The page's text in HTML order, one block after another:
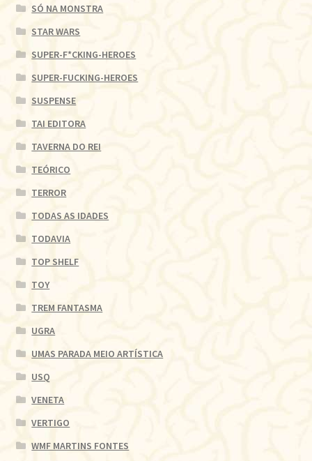
SÓ NA MONSTRA
STAR WARS
SUPER-F*CKING-HEROES
SUPER-FUCKING-HEROES
SUSPENSE
TAI EDITORA
TAVERNA DO REI
TEÓRICO
TERROR
TODAS AS IDADES
TODAVIA
TOP SHELF
TOY
TREM FANTASMA
UGRA
UMAS PARADA MEIO ARTÍSTICA
USQ
VENETA
VERTIGO
WMF MARTINS FONTES